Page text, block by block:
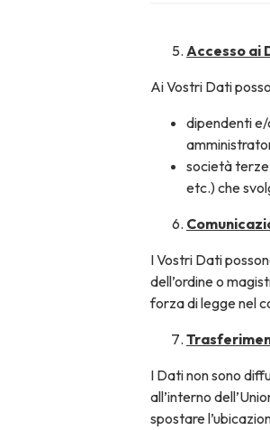
Accesso ai
Ai Vostri Dati
dipendenti
società terze
etc.) che
I Vostri Dati
dell’ordine o
forza di legge nel
I Dati non sono
all’interno
spostare